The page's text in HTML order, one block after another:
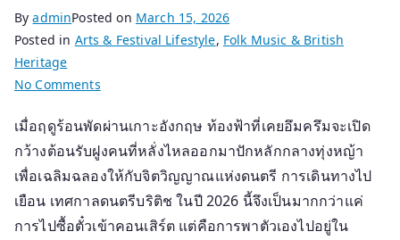
ByadminPosted on March 15, 2026
Posted in Arts & Festival Lifestyle, Folk Music & British
Heritage
No Commentson
เบียร์
เอ
ล
สู่
เสียง
เมื่อฤดูร้อนพัดผ่านเกาะอังกฤษ ท้องฟ้าที่เคยอึมครึมจะเปิด
กว้างต้อนรับฝูงคนที่หลั่งไหลออกมาปักหลักกลางทุ่งหญ้า
เพื่อเฉลิมฉลองให้กับจิตวิญญาณแห่งดนตรี การเดินทางไป
เยือน เทศกาลดนตรีบริติช ในปี 2026 นี้จึงเป็นมากกว่าแค่
การไปซื้อตั๋วเข้าคอนเสิร์ต แต่คือการพาตัวเองไปอยู่ใน